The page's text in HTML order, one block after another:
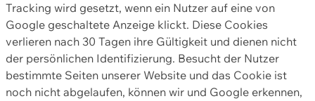
Tracking wird gesetzt, wenn ein Nutzer auf eine von
Google geschaltete Anzeige klickt. Diese Cookies
verlieren nach 30 Tagen ihre Gültigkeit und dienen nicht
der persönlichen Identifizierung. Besucht der Nutzer
bestimmte Seiten unserer Website und das Cookie ist
noch nicht abgelaufen, können wir und Google erkennen,